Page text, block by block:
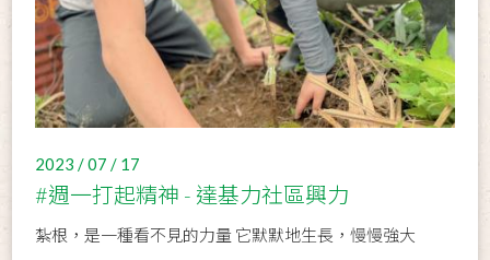
2023 / 07 / 17
#週一打起精神 - 達基力社區興力
紮根，是一種看不見的力量 它默默地生長，慢慢強大